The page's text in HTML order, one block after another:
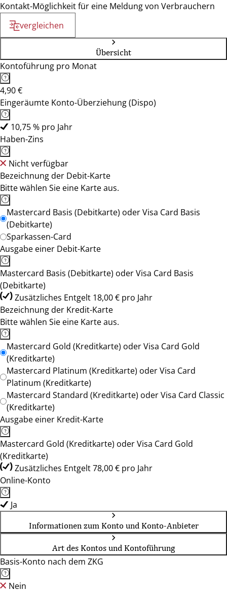
Kontakt-Möglichkeit für eine Meldung von Verbrauchern
vergleichen
Übersicht
Kontoführung pro Monat
4,90 €
Eingeräumte Konto-Überziehung (Dispo)
10,75 % pro Jahr
Haben-Zins
Nicht verfügbar
Bezeichnung der Debit-Karte
Bitte wählen Sie eine Karte aus.
Mastercard Basis (Debitkarte) oder Visa Card Basis
(Debitkarte)
Sparkassen-Card
Ausgabe einer Debit-Karte
Mastercard Basis (Debitkarte) oder Visa Card Basis
(Debitkarte)
Zusätzliches Entgelt 18,00 € pro Jahr
Bezeichnung der Kredit-Karte
Bitte wählen Sie eine Karte aus.
Mastercard Gold (Kreditkarte) oder Visa Card Gold
(Kreditkarte)
Mastercard Platinum (Kreditkarte) oder Visa Card
Platinum (Kreditkarte)
Mastercard Standard (Kreditkarte) oder Visa Card Classic
(Kreditkarte)
Ausgabe einer Kredit-Karte
Mastercard Gold (Kreditkarte) oder Visa Card Gold
(Kreditkarte)
Zusätzliches Entgelt 78,00 € pro Jahr
Online-Konto
Ja
Informationen zum Konto und Konto-Anbieter
Art des Kontos und Kontoführung
Basis-Konto nach dem ZKG
Nein